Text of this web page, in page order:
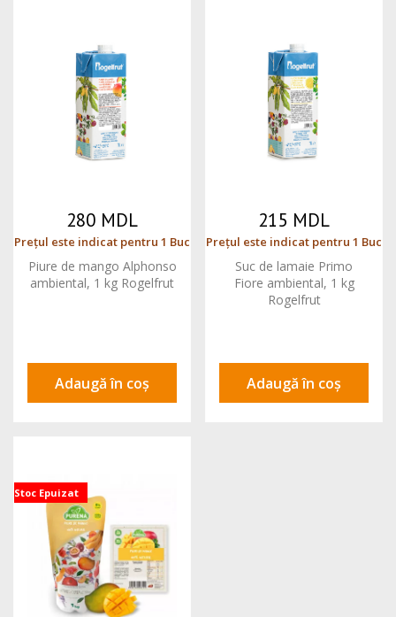
280 MDL
Prețul este indicat pentru 1 Buc
Piure de mango Alphonso
ambiental, 1 kg Rogelfrut
Adaugă în coș
215 MDL
Prețul este indicat pentru 1 Buc
Suc de lamaie Primo
Fiore ambiental, 1 kg
Rogelfrut
Adaugă în coș
Stoc Epuizat